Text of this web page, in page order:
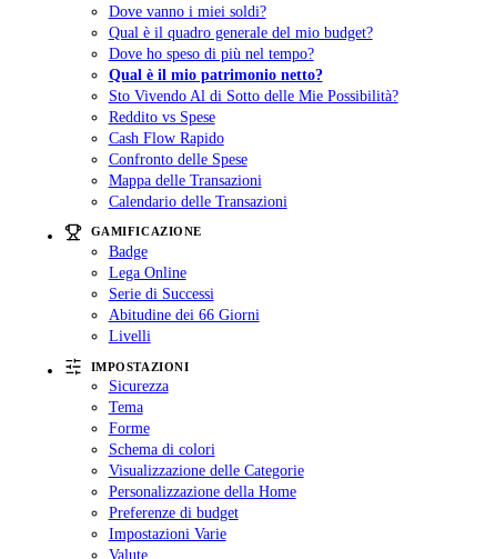
Dove vanno i miei soldi?
Qual è il quadro generale del mio budget?
Dove ho speso di più nel tempo?
Qual è il mio patrimonio netto?
Sto Vivendo Al di Sotto delle Mie Possibilità?
Reddito vs Spese
Cash Flow Rapido
Confronto delle Spese
Mappa delle Transazioni
Calendario delle Transazioni
GAMIFICAZIONE
Badge
Lega Online
Serie di Successi
Abitudine dei 66 Giorni
Livelli
IMPOSTAZIONI
Sicurezza
Tema
Forme
Schema di colori
Visualizzazione delle Categorie
Personalizzazione della Home
Preferenze di budget
Impostazioni Varie
Valute